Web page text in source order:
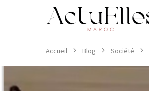
Accueil Blog Société